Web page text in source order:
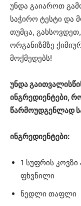
უნდა გაიაროთ
საჭირო ტესტი და
თუმცა,
ორგანიზმზე
მოქმედებს!
უნდა
ინგრედიენტები,
წარმოუდგენლად
ინგრედიენტები:
1 სუფრის
ფხვნილი
ნედლი თაფლი